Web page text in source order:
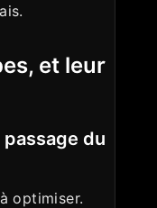
et leur
du
optimiser.